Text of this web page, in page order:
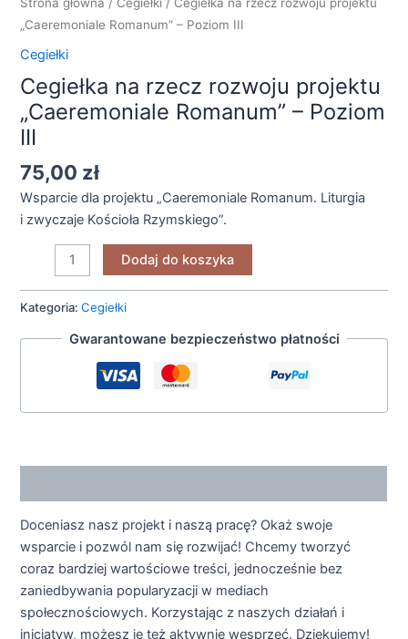
„Caeremoniale Romanum” – Poziom III
Cegiełki
Cegiełka na rzecz rozwoju projektu
„Caeremoniale Romanum” – Poziom
III
75,00 zł
Wsparcie dla projektu „Caeremoniale Romanum. Liturgia
i zwyczaje Kościoła Rzymskiego”.
rozwoju
"Caeremoniale
Romanum"
Poziom
III
Dodaj do koszyka
Kategoria:Cegiełki
Gwarantowane bezpieczeństwo płatności
Doceniasz nasz projekt i naszą pracę? Okaż swoje
wsparcie i pozwól nam się rozwijać! Chcemy tworzyć
coraz bardziej wartościowe treści, jednocześnie bez
zaniedbywania popularyzacji w mediach
społecznościowych. Korzystając z naszych działań i
inicjatyw, możesz je też aktywnie wesprzeć. Dziękujemy!